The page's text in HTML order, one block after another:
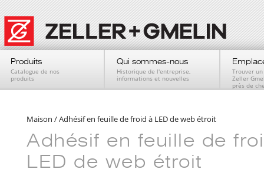
Produits
Catalogue de nos
produits
Qui sommes-nous
Historique de l'entreprise,
informations et nouvelles
Trouver
Zeller
près de
Maison /Adhésif en feuille de froid à LED de web étroit
Adhésif en feuille de
LED de web étroit